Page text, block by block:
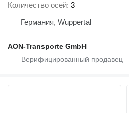
Количество осей 3
Германия, Wuppertal
AON-Transporte GmbH